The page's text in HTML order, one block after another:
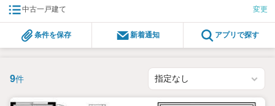
中古一戸建て 変更
条件を保存 新着通知 アプリで探す
9件